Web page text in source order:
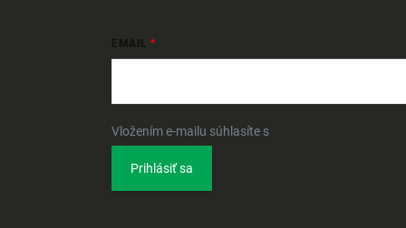
EMAIL
Vložením e-mailu súhlasíte s
Prihlásiť sa